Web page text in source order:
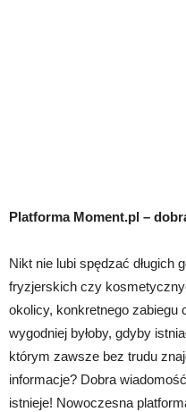
Platforma Moment.pl –
Nikt nie lubi spędzać długich
fryzjerskich czy
okolicy, konkretnego zabiegu
wygodniej byłoby, gdyby
którym zawsze bez trudu
informacje? Dobra
istnieje! Nowoczesna